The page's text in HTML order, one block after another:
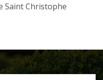
Saint Christophe